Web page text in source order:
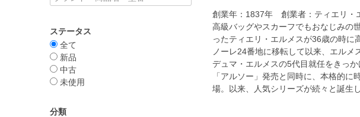
ステータス
全て
新品
中古
未使用
分類
創業年：1837年 創業者：ティエリ・
高級バッグやスカーフでもおなじみの
ったティエリ・エルメスが36歳の時に
ノーレ24番地に移転して以来、エル
デュマ・エルメスの5代目就任をきっ
「アルソー」発売と同時に、本格的
場。以来、人気シリーズが続々と誕生